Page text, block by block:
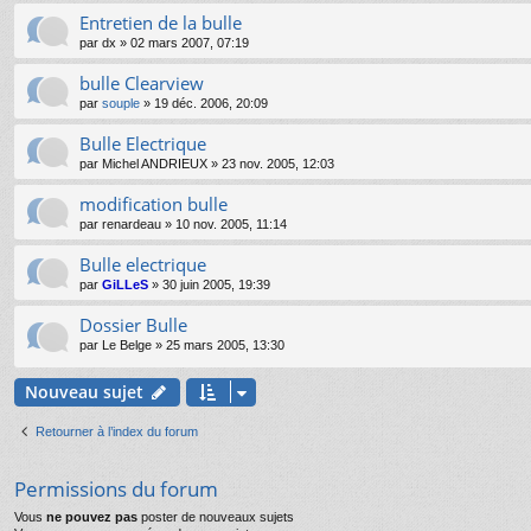
Entretien de la bulle
par dx » 02 mars 2007, 07:19
bulle Clearview
par souple » 19 déc. 2006, 20:09
Bulle Electrique
par Michel ANDRIEUX » 23 nov. 2005, 12:03
modification bulle
par renardeau » 10 nov. 2005, 11:14
Bulle electrique
par GiLLeS » 30 juin 2005, 19:39
Dossier Bulle
par Le Belge » 25 mars 2005, 13:30
Nouveau sujet
Retourner à l’index du forum
Permissions du forum
Vous ne pouvez pas poster de nouveaux sujets